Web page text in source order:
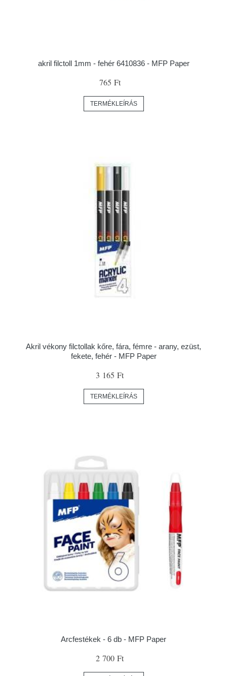
akril filctoll 1mm - fehér 6410836 - MFP Paper
765 Ft
TERMÉKLEÍRÁS
Akril vékony filctollak kőre, fára, fémre - arany, ezüst,
fekete, fehér - MFP Paper
3 165 Ft
TERMÉKLEÍRÁS
Arcfestékek - 6 db - MFP Paper
2 700 Ft